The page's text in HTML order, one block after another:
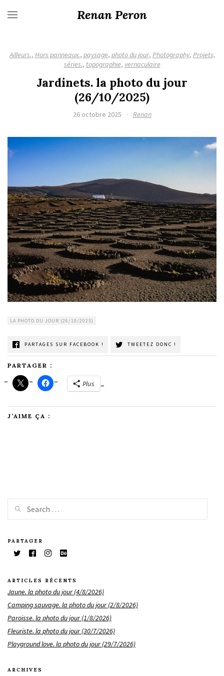
Renan Peron
Ailleurs., Hors panneaux., paysage, photo du jour, Photography, Projets,
séries., topographie, vernaculaire
Jardinets. la photo du jour
(26/10/2025)
26 octobre 2025 · Renan
LA PHOTO DU JOUR (26/10/2025)
PARTAGES SUR FACEBOOK ! TWEETEZ DONC !
PARTAGER :
Plus
J’AIME ÇA :
PARTAGER
ARTICLES RÉCENTS
Jaune. la photo du jour (4/8/2026)
Camping sauvage. la photo du jour (2/8/2026)
Paroisse. la photo du jour (1/8/2026)
Fleuriste. la photo du jour (30/7/2026)
Playground love. la photo du jour (29/7/2026)
ARCHIVES